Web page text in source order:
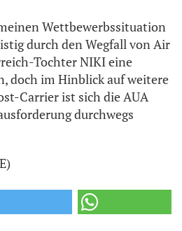
Wettbewerbssituation
durch den Wegfall von Air
Tochter NIKI eine
doch im Hinblick auf weitere
Carrier ist sich die AUA
durchwegs